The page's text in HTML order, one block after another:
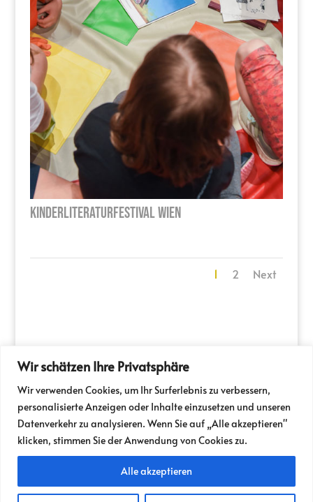
Wir schätzen Ihre Privatsphäre
Wir verwenden Cookies, um Ihr Surferlebnis zu verbessern,
personalisierte Anzeigen oder Inhalte einzusetzen und unseren
Datenverkehr zu analysieren. Wenn Sie auf „Alle akzeptieren"
klicken, stimmen Sie der Anwendung von Cookies zu.
Alle akzeptieren
Kinderliteraturfestival Wien
1 2 Next
PRESSE
PARTNER
NEWSLETTER / FOLDER
TICKETSHOP
IM SPITZER
MILIEUKINO
JOBS
VERMIETUNG
IMPRESSUM
Odeon | Taborstraße 10, 1020 Wien | Tel:01 / 216